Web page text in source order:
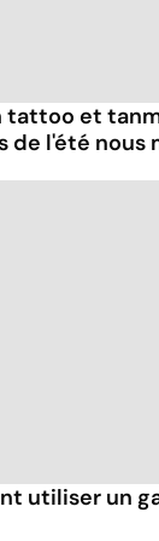
tattoo et
de l'été
utiliser un